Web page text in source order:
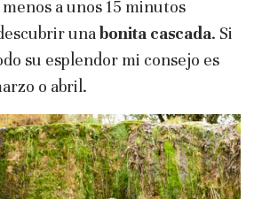
a unos 15 minutos
unabonita cascada. Si
su esplendor mi consejo es
o abril.